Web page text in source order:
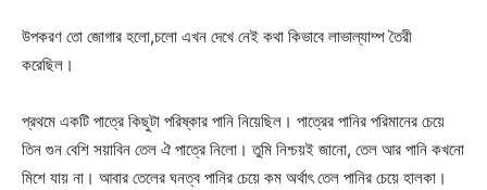
উপকরণ তো জোগার হলো,চলো এখন দেখে নেই কথা কিভাবে লাভাল্যাম্প তৈরী
করেছিল।
প্রথমে একটি পাত্রে কিছুটা পরিষ্কার পানি নিয়েছিল। পাত্রের পানির পরিমানের চেয়ে
তিন গুন বেশি সয়াবিন তেল ঐ পাত্রে নিলো। তুমি নিশ্চয়ই জানো, তেল আর পানি কখনো
মিশে যায় না। আবার তেলের ঘনত্ব পানির চেয়ে কম অর্থাৎ তেল পানির চেয়ে হালকা।